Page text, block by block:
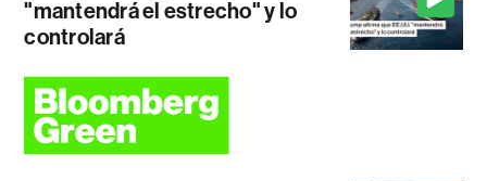
"mantendrá el estrecho" y lo
controlará